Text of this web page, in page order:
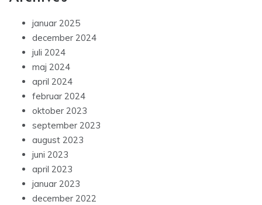
januar 2025
december 2024
juli 2024
maj 2024
april 2024
februar 2024
oktober 2023
september 2023
august 2023
juni 2023
april 2023
januar 2023
december 2022